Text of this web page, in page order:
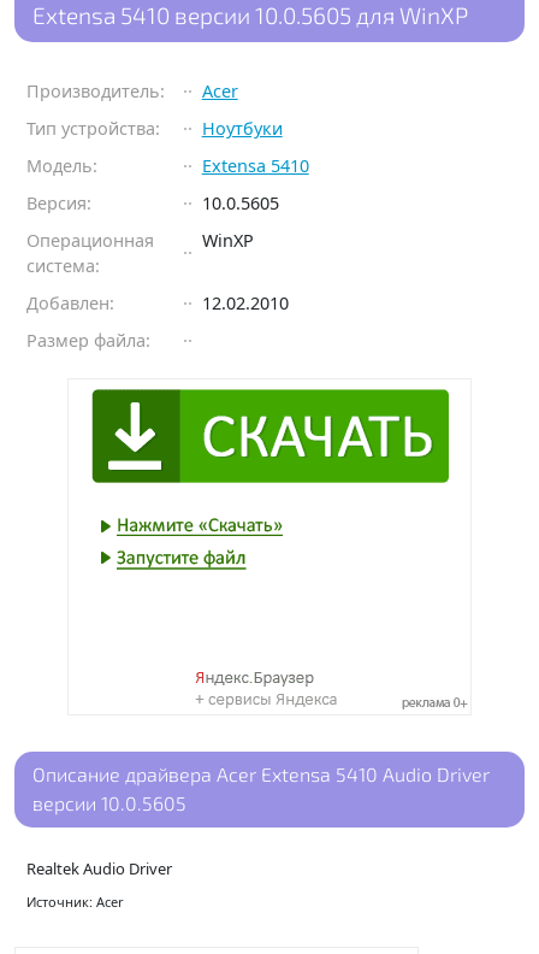
Extensa 5410 версии 10.0.5605 для WinXP
Производитель:
Acer
Тип устройства:
Ноутбуки
Модель:
Extensa 5410
Версия:
10.0.5605
Операционная
система:
WinXP
Добавлен:
12.02.2010
Размер файла:
Описание драйвера Acer Extensa 5410 Audio Driver
версии 10.0.5605
Realtek Audio Driver
Источник: Acer